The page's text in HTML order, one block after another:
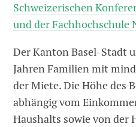
Schweizerischen
und der Fachhochschule
Der Kanton Basel-Stadt
Jahren Familien mit
der Miete. Die Höhe des
abhängig vom
Haushalts sowie von der